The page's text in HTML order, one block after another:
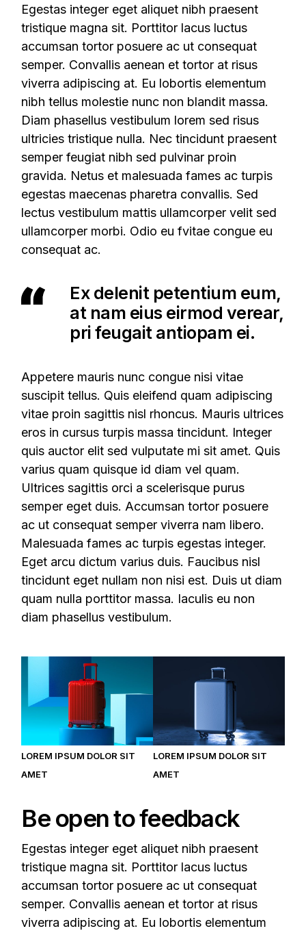
Egestas integer eget aliquet nibh praesent
tristique magna sit. Porttitor lacus luctus
accumsan tortor posuere ac ut consequat
semper. Convallis aenean et tortor at risus
viverra adipiscing at. Eu lobortis elementum
nibh tellus molestie nunc non blandit massa.
Diam phasellus vestibulum lorem sed risus
ultricies tristique nulla. Nec tincidunt praesent
semper feugiat nibh sed pulvinar proin
gravida. Netus et malesuada fames ac turpis
egestas maecenas pharetra convallis. Sed
lectus vestibulum mattis ullamcorper velit sed
ullamcorper morbi. Odio eu fvitae congue eu
consequat ac.
Ex delenit petentium eum,
at nam eius eirmod verear,
pri feugait antiopam ei.
Appetere mauris nunc congue nisi vitae
suscipit tellus. Quis eleifend quam adipiscing
vitae proin sagittis nisl rhoncus. Mauris ultrices
eros in cursus turpis massa tincidunt. Integer
quis auctor elit sed vulputate mi sit amet. Quis
varius quam quisque id diam vel quam.
Ultrices sagittis orci a scelerisque purus
semper eget duis. Accumsan tortor posuere
ac ut consequat semper viverra nam libero.
Malesuada fames ac turpis egestas integer.
Eget arcu dictum varius duis. Faucibus nisl
tincidunt eget nullam non nisi est. Duis ut diam
quam nulla porttitor massa. Iaculis eu non
diam phasellus vestibulum.
LOREM IPSUM DOLOR SIT
AMET
LOREM IPSUM DOLOR SIT
AMET
Be open to feedback
Egestas integer eget aliquet nibh praesent
tristique magna sit. Porttitor lacus luctus
accumsan tortor posuere ac ut consequat
semper. Convallis aenean et tortor at risus
viverra adipiscing at. Eu lobortis elementum